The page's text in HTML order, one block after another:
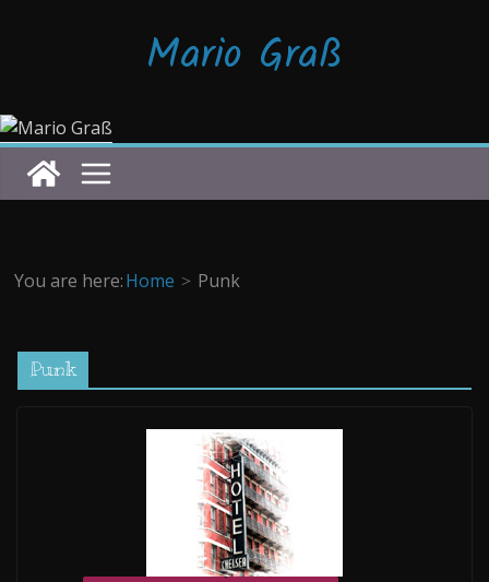
Mario Graß
You are here:Home Punk
Punk